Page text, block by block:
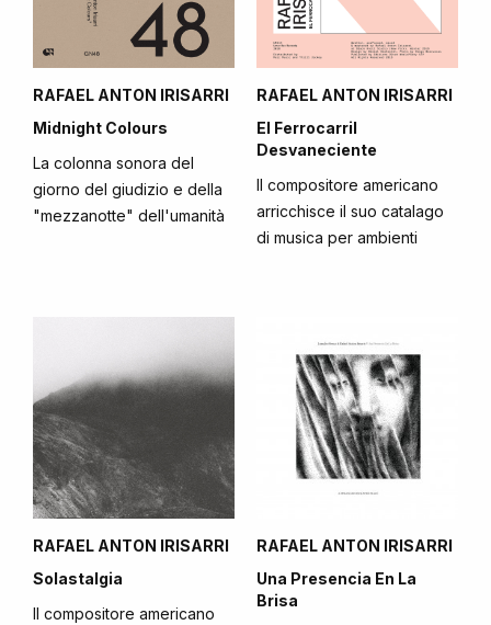
RAFAEL ANTON IRISARRI
Midnight Colours
La colonna sonora del
giorno del giudizio e della
"mezzanotte" dell'umanità
RAFAEL ANTON IRISARRI
El Ferrocarril
Desvaneciente
Il compositore americano
arricchisce il suo catalago
di musica per ambienti
RAFAEL ANTON IRISARRI
Solastalgia
Il compositore americano
RAFAEL ANTON IRISARRI
Una Presencia En La
Brisa